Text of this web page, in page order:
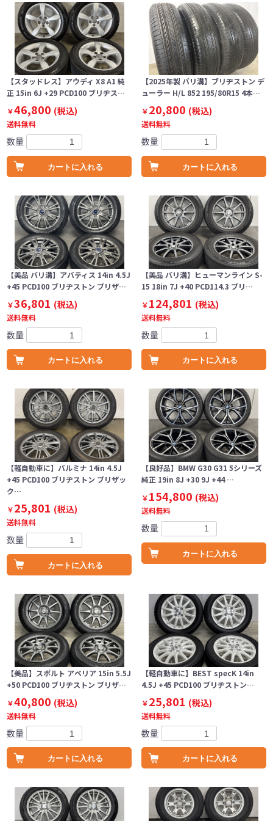
【スタッドレス】アウディ X8 A1 純
正 15in 6J +29 PCD100 ブリヂス…
￥46,800 (税込)
送料無料
数量
カートに入れる
【2025年製 バリ溝】ブリヂストン デ
ューラー H/L 852 195/80R15 4本…
￥20,800 (税込)
送料無料
数量
カートに入れる
【美品 バリ溝】アバティス 14in 4.5J
+45 PCD100 ブリヂストン ブリザ…
￥36,801 (税込)
送料無料
数量
カートに入れる
【美品 バリ溝】ヒューマンライン S-
15 18in 7J +40 PCD114.3 ブリ…
￥124,801 (税込)
送料無料
数量
カートに入れる
【軽自動車に】バルミナ 14in 4.5J
+45 PCD100 ブリヂストン ブリザッ
ク…
￥25,801 (税込)
送料無料
数量
カートに入れる
【良好品】BMW G30 G31 5シリーズ
純正 19in 8J +30 9J +44 …
￥154,800 (税込)
送料無料
数量
カートに入れる
【美品】スポルト アベリア 15in 5.5J
+50 PCD100 ブリヂストン ブリザ…
￥40,800 (税込)
送料無料
数量
カートに入れる
【軽自動車に】BEST specK 14in
4.5J +45 PCD100 ブリヂストン…
￥25,801 (税込)
送料無料
数量
カートに入れる